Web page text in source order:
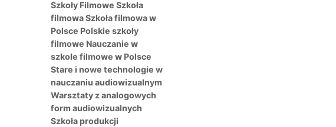
Szkoły Filmowe Szkoła
filmowa Szkoła filmowa w
Polsce Polskie szkoły
filmowe Nauczanie w
szkole filmowe w Polsce
Stare i nowe technologie w
nauczaniu audiowizualnym
Warsztaty z analogowych
form audiowizualnych
Szkoła produkcji